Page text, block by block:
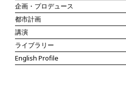
企画・プロデュース
都市計画
講演
ライブラリー
English Profile